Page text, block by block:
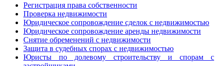
Регистрация права собственности
Проверка недвижимости
Юридическое сопровождение сделок с недвижимостью
Юридическое сопровождение аренды недвижимости
Снятие обременений с недвижимости
Защита в судебных спорах с недвижимостью
Юристы по долевому строительству и спорам с